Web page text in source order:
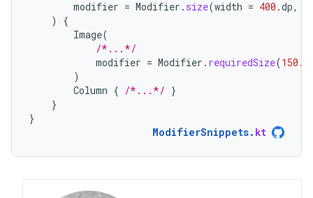
modifier = Modifier . size(width = 400.dp,
)
{
Image(
/*...*/
modifier = Modifier . requiredSize(150.
)
Column { /*...*/ }
}
}
ModifierSnippets. kt